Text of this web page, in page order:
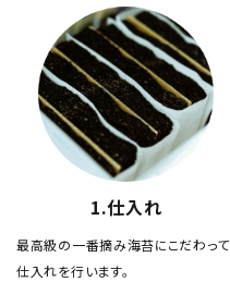
1.仕入れ
最高級の一番摘み海苔にこだわって
仕入れを行います。